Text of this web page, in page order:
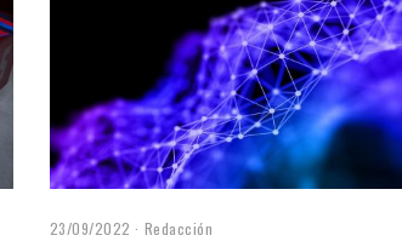
23/09/2022 Redacción